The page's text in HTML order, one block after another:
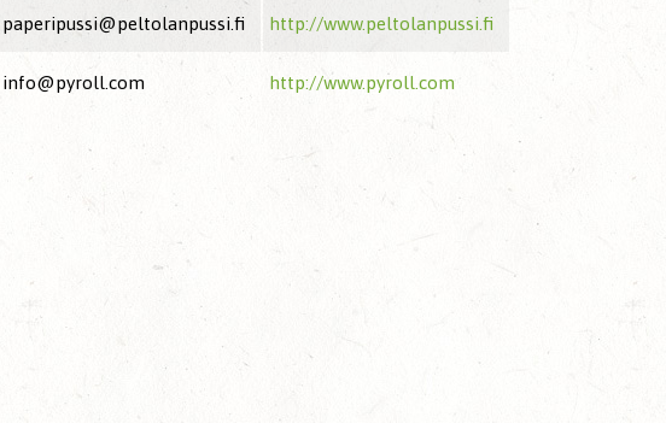
paperipussi@peltolanpussi.fi http://www.peltolanpussi.fi
info@pyroll.com http://www.pyroll.com